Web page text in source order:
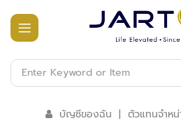
หน้า
แรก
สินค้า
บัญชีของฉัน | ตัวแทนจำหน่